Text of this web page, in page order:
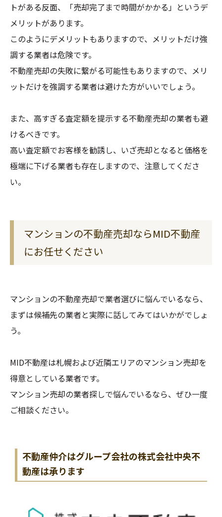
トがある反面、「売却完了まで時間がかかる」というデ
メリットがあります。
このようにデメリットもありますので、メリットだけ強
調する業者は危険です。
不動産売却の失敗に繋がる可能性もありますので、メリ
ットだけを強調する業者は避けた方がいいでしょう。
また、高すぎる査定額を提示する不動産売却の業者も避
けるべきです。
高い査定額でお客様を勧誘し、いざ売却となると価格を
極端に下げる業者も存在しますので、注意してくださ
い。
マンションの不動産売却ならMID不動産
にお任せください
マンションの不動産売却で業者選びに悩んでいるなら、
まずは候補先の業者と実際に話してみてはいかがでしょ
う。
MID不動産は札幌および近隣エリアのマンション売却を
得意としている業者です。
マンション売却の業者探しで悩んでいるなら、ぜひ一度
ご相談ください。
不動産仲介はグループ会社の株式会社中央不
動産は承ります